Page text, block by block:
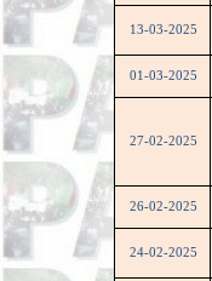
13-03-2025
01-03-2025
27-02-2025
26-02-2025
24-02-2025